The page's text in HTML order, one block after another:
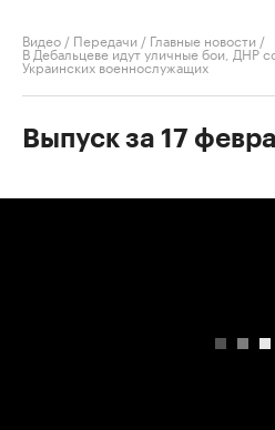
Видео / Передачи / Главные новости /
В Дебальцеве идут уличные бои, ДНР
Украинских военнослужащих
Выпуск за 17